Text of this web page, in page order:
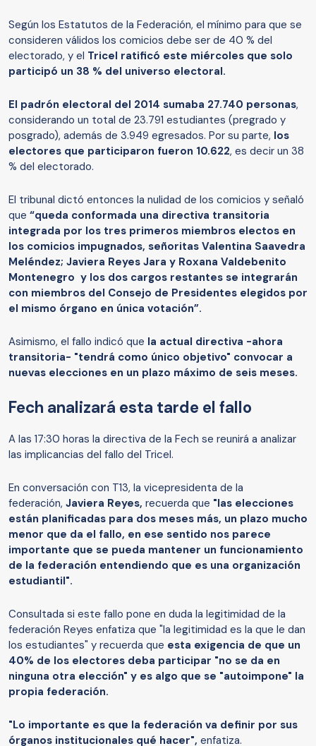
Según los Estatutos de la Federación, el mínimo para que se
consideren válidos los comicios debe ser de 40 % del
electorado, y el Tricel ratificó este miércoles que solo
participó un 38 % del universo electoral.
El padrón electoral del 2014 sumaba 27.740 personas,
considerando un total de 23.791 estudiantes (pregrado y
posgrado), además de 3.949 egresados. Por su parte, los
electores que participaron fueron 10.622, es decir un 38
% del electorado.
El tribunal dictó entonces la nulidad de los comicios y señaló
que “queda conformada una directiva transitoria
integrada por los tres primeros miembros electos en
los comicios impugnados, señoritas Valentina Saavedra
Meléndez; Javiera Reyes Jara y Roxana Valdebenito
Montenegro y los dos cargos restantes se integrarán
con miembros del Consejo de Presidentes elegidos por
el mismo órgano en única votación”.
Asimismo, el fallo indicó que la actual directiva -ahora
transitoria- "tendrá como único objetivo" convocar a
nuevas elecciones en un plazo máximo de seis meses.
Fech analizará esta tarde el fallo
A las 17:30 horas la directiva de la Fech se reunirá a analizar
las implicancias del fallo del Tricel.
En conversación con T13, la vicepresidenta de la
federación, Javiera Reyes, recuerda que "las elecciones
están planificadas para dos meses más, un plazo mucho
menor que da el fallo, en ese sentido nos parece
importante que se pueda mantener un funcionamiento
de la federación entendiendo que es una organización
estudiantil".
Consultada si este fallo pone en duda la legitimidad de la
federación Reyes enfatiza que "la legitimidad es la que le dan
los estudiantes" y recuerda que esta exigencia de que un
40% de los electores deba participar "no se da en
ninguna otra elección" y es algo que se "autoimpone" la
propia federación.
"Lo importante es que la federación va definir por sus
órganos institucionales qué hacer", enfatiza.